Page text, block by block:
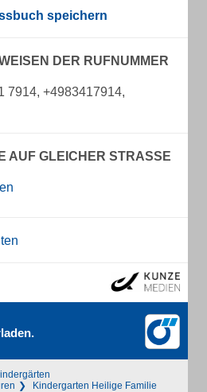
speichern
DER RUFNUMMER
7914, +4983417914,
AUF GLEICHER STRASSE
Kindergarten Heilige Familie